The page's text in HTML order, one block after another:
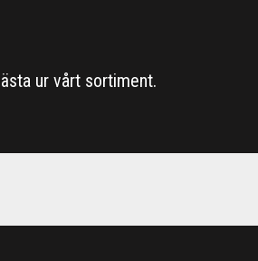
ur vårt sortiment.